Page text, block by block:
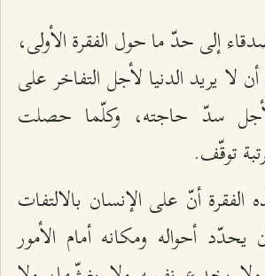
إلى حدّ ما حول الفقرة الأولى،
لا يريد الدنيا لأجل التفاخر على
سدّ حاجته، وكلّما حصلت
توقّف.
أنّ على الإنسان بالالتفات
يحدّد أحواله ومكانه أمام الأمور